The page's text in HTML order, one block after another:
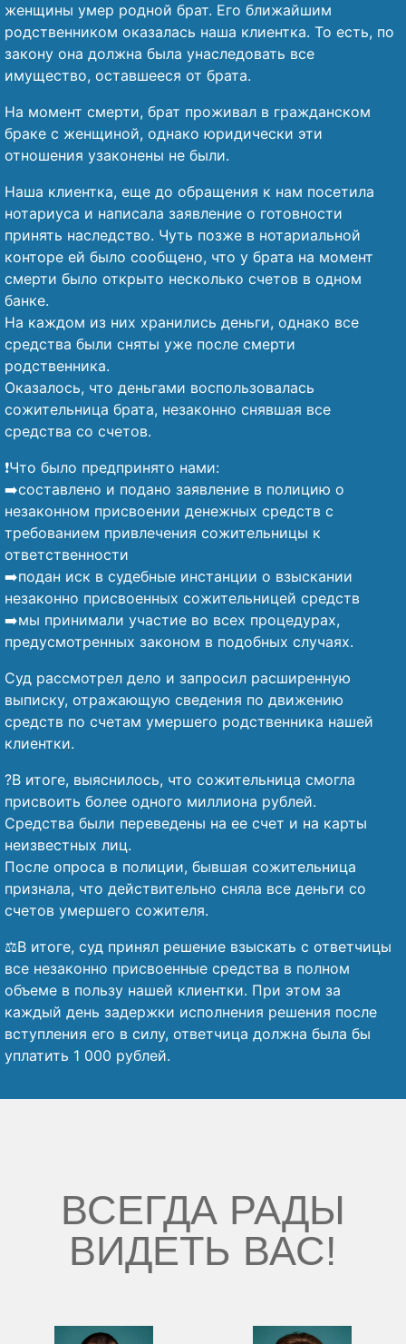
женщины умер родной брат. Его ближайшим
родственником оказалась наша клиентка. То есть, по
закону она должна была унаследовать все
имущество, оставшееся от брата.
На момент смерти, брат проживал в гражданском
браке с женщиной, однако юридически эти
отношения узаконены не были.
Наша клиентка, еще до обращения к нам посетила
нотариуса и написала заявление о готовности
принять наследство. Чуть позже в нотариальной
конторе ей было сообщено, что у брата на момент
смерти было открыто несколько счетов в одном
банке.
На каждом из них хранились деньги, однако все
средства были сняты уже после смерти
родственника.
Оказалось, что деньгами воспользовалась
сожительница брата, незаконно снявшая все
средства со счетов.
❗Что было предпринято нами:
➡️составлено и подано заявление в полицию о
незаконном присвоении денежных средств с
требованием привлечения сожительницы к
ответственности
➡️подан иск в судебные инстанции о взыскании
незаконно присвоенных сожительницей средств
➡️мы принимали участие во всех процедурах,
предусмотренных законом в подобных случаях.
Суд рассмотрел дело и запросил расширенную
выписку, отражающую сведения по движению
средств по счетам умершего родственника нашей
клиентки.
?В итоге, выяснилось, что сожительница смогла
присвоить более одного миллиона рублей.
Средства были переведены на ее счет и на карты
неизвестных лиц.
После опроса в полиции, бывшая сожительница
признала, что действительно сняла все деньги со
счетов умершего сожителя.
⚖️В итоге, суд принял решение взыскать с ответчицы
все незаконно присвоенные средства в полном
объеме в пользу нашей клиентки. При этом за
каждый день задержки исполнения решения после
вступления его в силу, ответчица должна была бы
уплатить 1 000 рублей.
ВСЕГДА РАДЫ
ВИДЕТЬ ВАС!